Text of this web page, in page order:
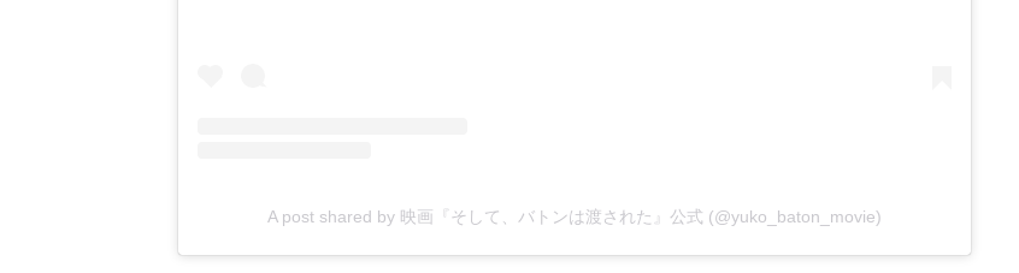
A post shared by 映画『そして、バトンは渡された』公式 (@yuko_baton_movie)